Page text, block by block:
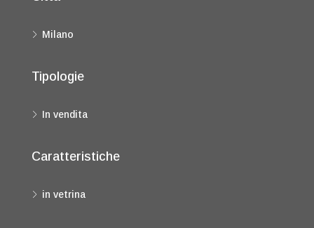
Milano
Tipologie
In vendita
Caratteristiche
in vetrina